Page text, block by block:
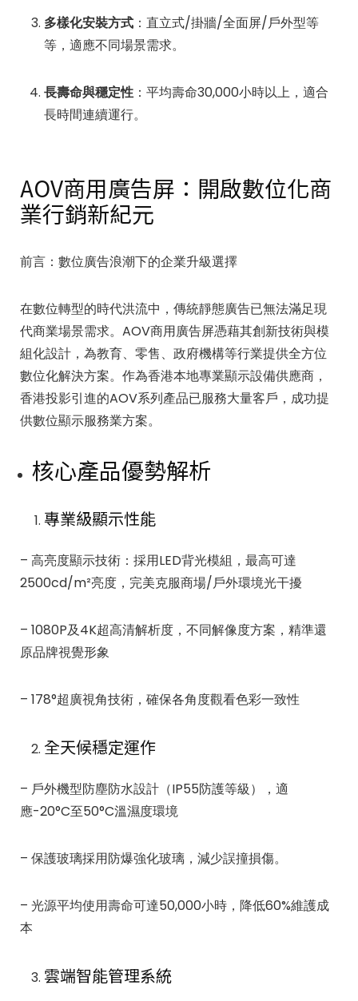
多樣化安裝方式 ：直立式/掛牆/全面屏/戶外型等
等，適應不同場景需求。
長壽命與穩定性 ：平均壽命30,000小時以上，適合
長時間連續運行。
AOV商用廣告屏：開啟數位化商
業行銷新紀元
前言：數位廣告浪潮下的企業升級選擇
在數位轉型的時代洪流中，傳統靜態廣告已無法滿足現
代商業場景需求。AOV商用廣告屏憑藉其創新技術與模
組化設計，為教育、零售、政府機構等行業提供全方位
數位化解決方案。作為香港本地專業顯示設備供應商，
香港投影引進的AOV系列產品已服務大量客戶，成功提
供數位顯示服務業方案。
核心產品優勢解析
專業級顯示性能
– 高亮度顯示技術：採用LED背光模組，最高可達
2500cd/m²亮度，完美克服商場/戶外環境光干擾
– 1080P及4K超高清解析度，不同解像度方案，精準還
原品牌視覺形象
– 178°超廣視角技術，確保各角度觀看色彩一致性
全天候穩定運作
– 戶外機型防塵防水設計（IP55防護等級），適
應-20°C至50°C溫濕度環境
– 保護玻璃採用防爆強化玻璃，減少誤撞損傷。
– 光源平均使用壽命可達50,000小時，降低60%維護成
本
雲端智能管理系統